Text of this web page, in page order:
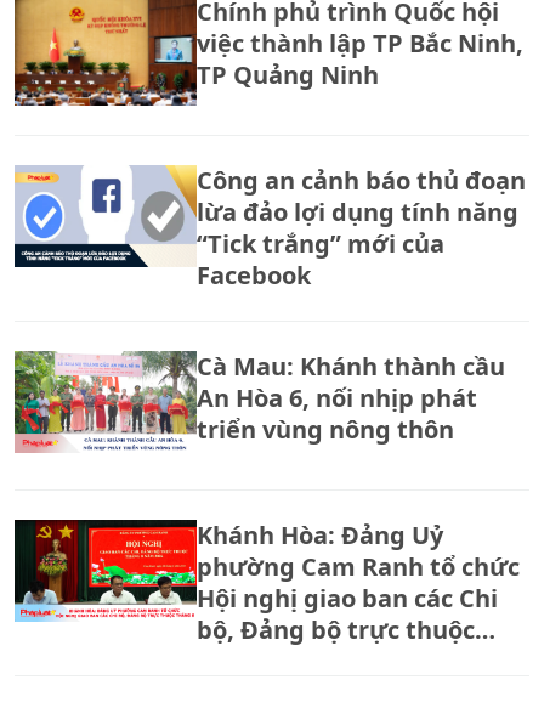
Chính phủ trình Quốc hội
việc thành lập TP Bắc Ninh,
TP Quảng Ninh
Công an cảnh báo thủ đoạn
lừa đảo lợi dụng tính năng
“Tick trắng” mới của
Facebook
Cà Mau: Khánh thành cầu
An Hòa 6, nối nhịp phát
triển vùng nông thôn
Khánh Hòa: Đảng Uỷ
phường Cam Ranh tổ chức
Hội nghị giao ban các Chi
bộ, Đảng bộ trực thuộc